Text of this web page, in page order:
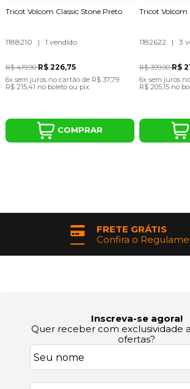
Tricot Volcom Classic Stone Preto
1188210 | 1 vendido
R$ 419,90R$ 226,75
6x sem juros no cartãode R$ 37,79
R$ 215,41 no boleto ou pix
COMPRAR
Tricot Volcom
1182622 | 3
R$ 399,90R$
6x sem juros
R$ 205,15 no
PARCELAMENTO
No Cartão de
Inscreva-se agora!
Quer receber com exclusividade
ofertas?